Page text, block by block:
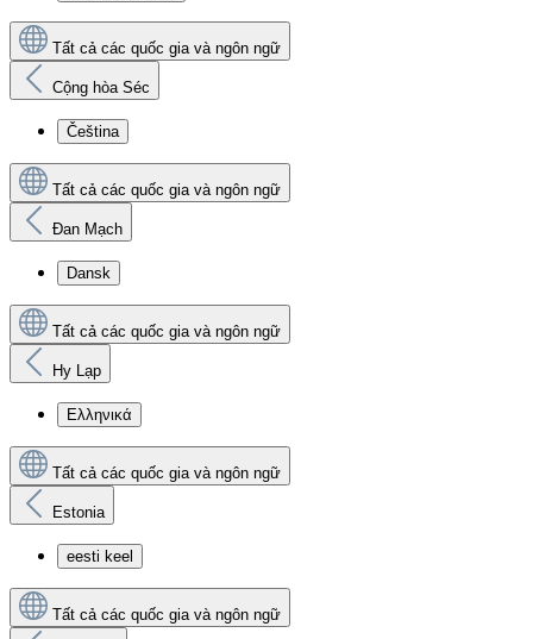
Tất cả các quốc gia và ngôn ngữ
Cộng hòa Séc
Čeština
Tất cả các quốc gia và ngôn ngữ
Đan Mạch
Dansk
Tất cả các quốc gia và ngôn ngữ
Hy Lạp
Ελληνικά
Tất cả các quốc gia và ngôn ngữ
Estonia
eesti keel
Tất cả các quốc gia và ngôn ngữ